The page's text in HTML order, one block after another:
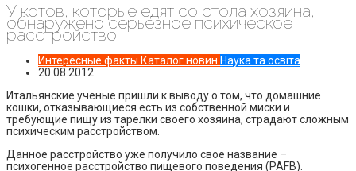
У котов, которые едят со стола хозяина,
обнаружено серьезное психическое
расстройство
Интересные факты Каталог новин Наука та освіта
20.08.2012
Итальянские ученые пришли к выводу о том, что домашние
кошки, отказывающиеся есть из собственной миски и
требующие пищу из тарелки своего хозяина, страдают сложным
психическим расстройством.
Данное расстройство уже получило свое название –
психогенное расстройство пищевого поведения (PAFB).